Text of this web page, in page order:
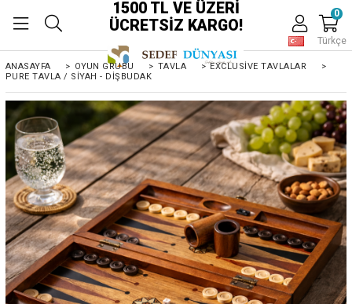
1500 TL VE ÜZERİ
ÜCRETSİZ KARGO!
Türkçe
0
ANASAYFA > OYUN GRUBU > TAVLA > EXCLUSIVE TAVLALAR
>
PURE TAVLA / SIYAH - DIŞBUDAK